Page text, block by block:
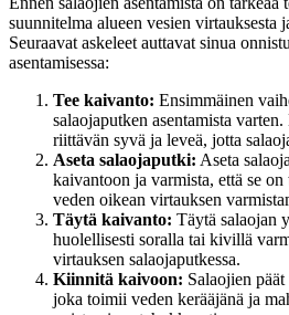
suunnitelma alueen vesien virtauksesta
Seuraavat askeleet auttavat sinua
asentamisessa:
Tee kaivanto: Ensimmäinen
salaojaputken asentamista
riittävän syvä ja leveä, jotta
Aseta salaojaputki: Aseta
kaivantoon ja varmista, että se
veden oikean virtauksen
Täytä kaivanto: Täytä salaojan
huolellisesti soralla tai kivillä
virtauksen salaojaputkessa.
Kiinnitä kaivoon: Salaojien
joka toimii veden kerääjänä ja